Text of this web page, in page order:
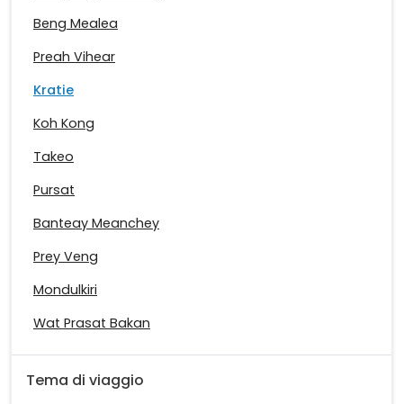
Beng Mealea
Preah Vihear
Kratie
Koh Kong
Takeo
Pursat
Banteay Meanchey
Prey Veng
Mondulkiri
Wat Prasat Bakan
Tema di viaggio